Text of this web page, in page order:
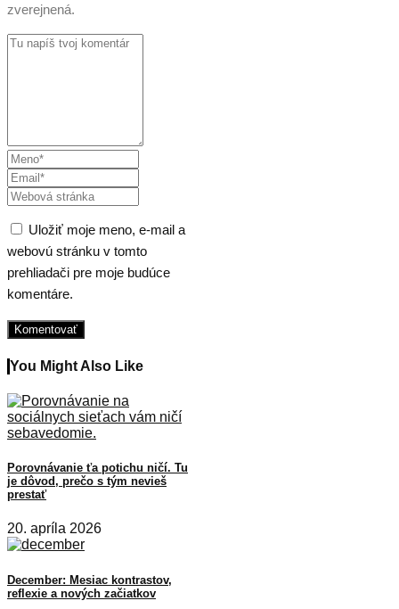
zverejnená.
Uložiť moje meno, e-mail a
webovú stránku v tomto
prehliadači pre moje budúce
komentáre.
You Might Also Like
Porovnávanie ťa potichu ničí. Tu
je dôvod, prečo s tým nevieš
prestať
20. apríla 2026
December: Mesiac kontrastov,
reflexie a nových začiatkov